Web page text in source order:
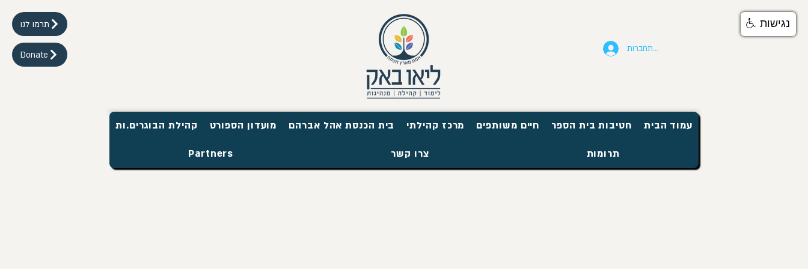
תרמו לנו
Donate
להתחברות
עמוד הבית חטיבות בית הספר חיים משותפים מרכז קהילתי בית הכנסת אהל אברהם מועדון הספורט קהילת הבוגרים.ות
תרומות צרו קשר Partners
נגישות